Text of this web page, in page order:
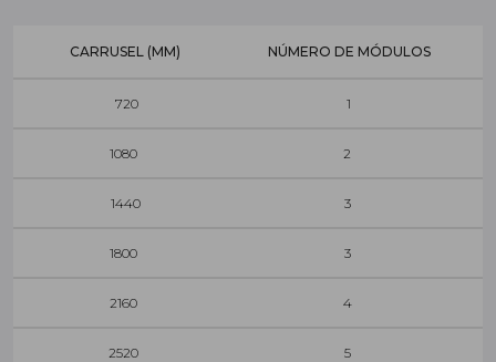
CARRUSEL (MM) NÚMERO DE MÓDULOS
720 1
1080 2
1440 3
1800 3
2160 4
2520 5